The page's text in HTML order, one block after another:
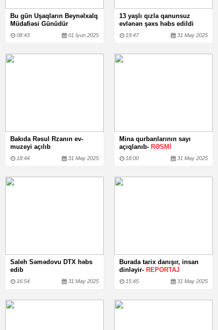
Bu gün Uşaqların Beynəlxalq
Müdafiəsi Günüdür
08:43 01 İyun 2025
13 yaşlı qızla qanunsuz
evlənən şəxs həbs edildi
19:47 31 May 2025
Bakıda Rəsul Rzanın ev-
muzeyi açılıb
18:44 31 May 2025
Mina qurbanlarının sayı
açıqlanıb- RƏSMİ
18:00 31 May 2025
Saleh Səmədovu DTX həbs
edib
16:54 31 May 2025
Burada tarix danışır, insan
dinləyir- REPORTAJ
15:45 31 May 2025